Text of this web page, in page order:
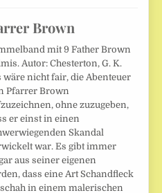
Brown
mit 9 Father Brown
Autor: Chesterton, G. K.
wäre nicht fair, die Abenteuer
Pfarrer Brown
ohne zuzugeben,
er einst in einen
Skandal
war. Es gibt immer
aus seiner eigenen
dass eine Art Schandfleck
in einem malerischen